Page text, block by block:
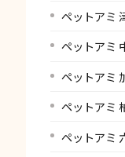
ペットアミ
ペットアミ
ペットアミ
ペットアミ
ペットアミ